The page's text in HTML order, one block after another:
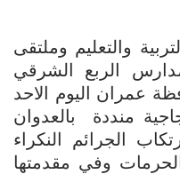
والتعليم وملتقى
الربع الشرقي
عمران اليوم الاحد
احتجاجية منددة بالعدوان
الجرائم النكراء
وفي مقدمتها